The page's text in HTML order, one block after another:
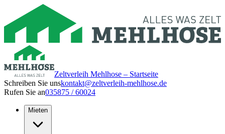
Zeltverleih Mehlhose – Startseite
Schreiben Sie unskontakt@zeltverleih-mehlhose.de
Rufen Sie an035875 / 60024
Mieten